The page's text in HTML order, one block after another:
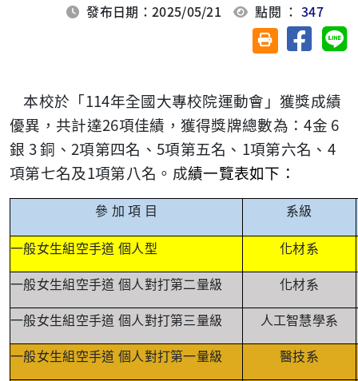
發布日期：2025/05/21 點閱 ：347
友善列印(另開視
分享至
本校於 「 114年全國大專校院運動會」獲獎成績
優異， 共計達26項佳績，獲得獎牌總數為：4金 6
銀 3銅、 2項第四名、 5項第五名、 1項第六名、 4
項第七名及1項第八名。 成績一覽表如下：
參 加 項 目 系級
一般女生組空手道 個人型 化材系
一般女生組空手道 個人對打第二量級 化材系
一般女生組空手道 個人對打第三量級 人工智慧學系
一般女生組空手道 個人對打第一量級 醫技系